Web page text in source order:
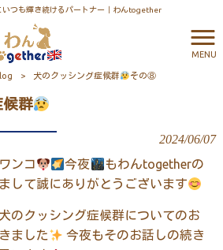
いつも輝き続けるパートナー｜わんtogether
MENU
> 犬のクッシング症候群 その⑧
群
2024/06/07
ンコ 今夜
もわんtogetherの
して誠にありがとうございます
のクッシング症候群についてのお
ました
今夜もそのお話しの続き